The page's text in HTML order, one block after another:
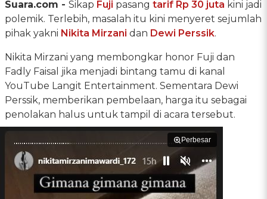
Suara.com - Sikap Fuji pasang tarif Rp 30 juta kini jadi
polemik. Terlebih, masalah itu kini menyeret sejumlah
pihak yakni Nikita Mirzani dan Dewi Perssik.
Nikita Mirzani yang membongkar honor Fuji dan
Fadly Faisal jika menjadi bintang tamu di kanal
YouTube Langit Entertainment. Sementara Dewi
Perssik, memberikan pembelaan, harga itu sebagai
penolakan halus untuk tampil di acara tersebut.
Perbesar